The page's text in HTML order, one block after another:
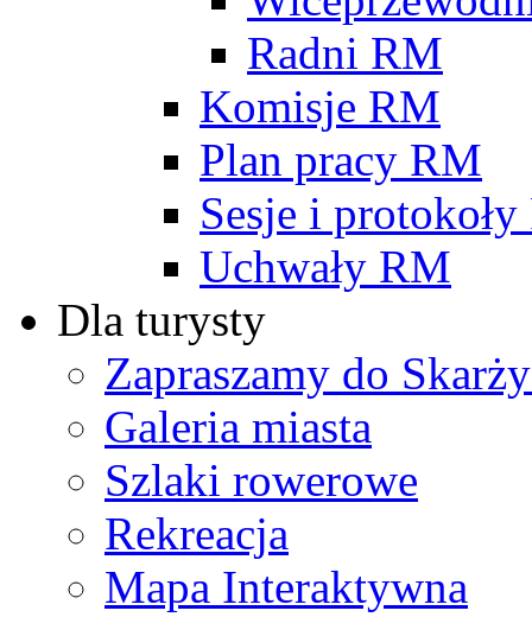
Radni RM
Komisje RM
Plan pracy RM
Sesje i
Uchwały RM
Dla turysty
Zapraszamy do
Galeria miasta
Szlaki rowerowe
Rekreacja
Mapa Interaktywna